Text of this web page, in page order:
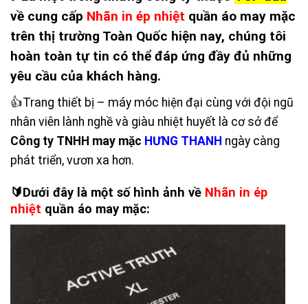
về cung cấp Nhãn in ép nhiệt quần áo may mặc
trên thị trường Toàn Quốc hiện nay, chúng tôi
hoàn toàn tự tin có thể đáp ứng đầy đủ những
yêu cầu của khách hàng.
👍Trang thiết bị – máy móc hiện đại cùng với đội ngũ
nhân viên lành nghề và giàu nhiệt huyết là cơ sở để
Công ty TNHH may mặc HƯNG THANH ngày càng
phát triển, vươn xa hơn.
🔰Dưới đây là một số hình ảnh về Nhãn in ép
nhiệt quần áo may mặc: